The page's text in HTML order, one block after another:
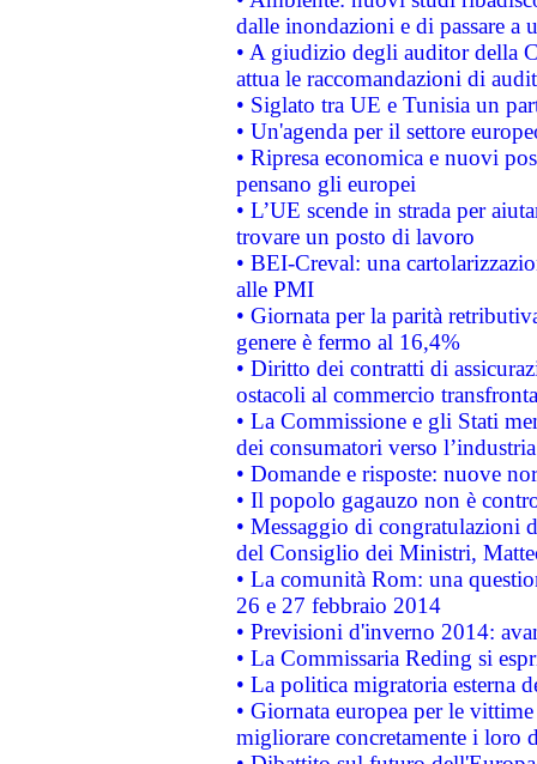
dalle inondazioni e di passare a
• A giudizio degli auditor della
attua le raccomandazioni di
• Siglato tra UE e Tunisia un
• Un'agenda per il settore
• Ripresa economica e nuovi
pensano gli europei
• L’UE scende in strada per
trovare un posto di lavoro
• BEI-Creval: una
alle PMI
• Giornata per la parità
genere è fermo al 16,4%
• Diritto dei contratti di
ostacoli al commercio
• La Commissione e gli Stati
dei consumatori verso
• Domande e risposte: nuove
• Il popolo gagauzo non è
• Messaggio di congratulazioni
del Consiglio dei Ministri,
• La comunità Rom: una
26 e 27 febbraio 2014
• Previsioni d'inverno 2014:
• La Commissaria Reding si
• La politica migratoria esterna
• Giornata europea per le
migliorare concretamente i loro